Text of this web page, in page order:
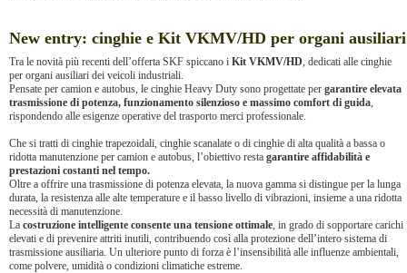
New entry: cinghie e Kit VKMV/HD per organi ausiliari
Tra le novità più recenti dell’offerta SKF spiccano i Kit VKMV/HD, dedicati alle cinghie
per organi ausiliari dei veicoli industriali.
Pensate per camion e autobus, le cinghie Heavy Duty sono progettate per garantire elevata
trasmissione di potenza, funzionamento silenzioso e massimo comfort di guida,
rispondendo alle esigenze operative del trasporto merci professionale.
Che si tratti di cinghie trapezoidali, cinghie scanalate o di cinghie di alta qualità a bassa o
ridotta manutenzione per camion e autobus, l’obiettivo resta garantire affidabilità e
prestazioni costanti nel tempo.
Oltre a offrire una trasmissione di potenza elevata, la nuova gamma si distingue per la lunga
durata, la resistenza alle alte temperature e il basso livello di vibrazioni, insieme a una ridotta
necessità di manutenzione.
La costruzione intelligente consente una tensione ottimale, in grado di sopportare carichi
elevati e di prevenire attriti inutili, contribuendo così alla protezione dell’intero sistema di
trasmissione ausiliaria. Un ulteriore punto di forza è l’insensibilità alle influenze ambientali,
come polvere, umidità o condizioni climatiche estreme.